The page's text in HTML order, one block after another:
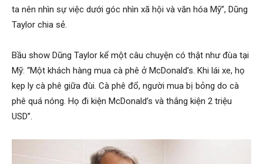
ta nên nhìn sự việc dưới góc nhìn xã hội và văn hóa Mỹ”, Dũng
Taylor chia sẻ.
Bầu show Dũng Taylor kể một câu chuyện có thật như đùa tại
Mỹ: “Một khách hàng mua cà phê ở McDonald’s. Khi lái xe, họ
kẹp ly cà phê giữa đùi. Cà phê đổ, người mua bị bỏng do cà
phê quá nóng. Họ đi kiện McDonald’s và thắng kiện 2 triệu
USD”.